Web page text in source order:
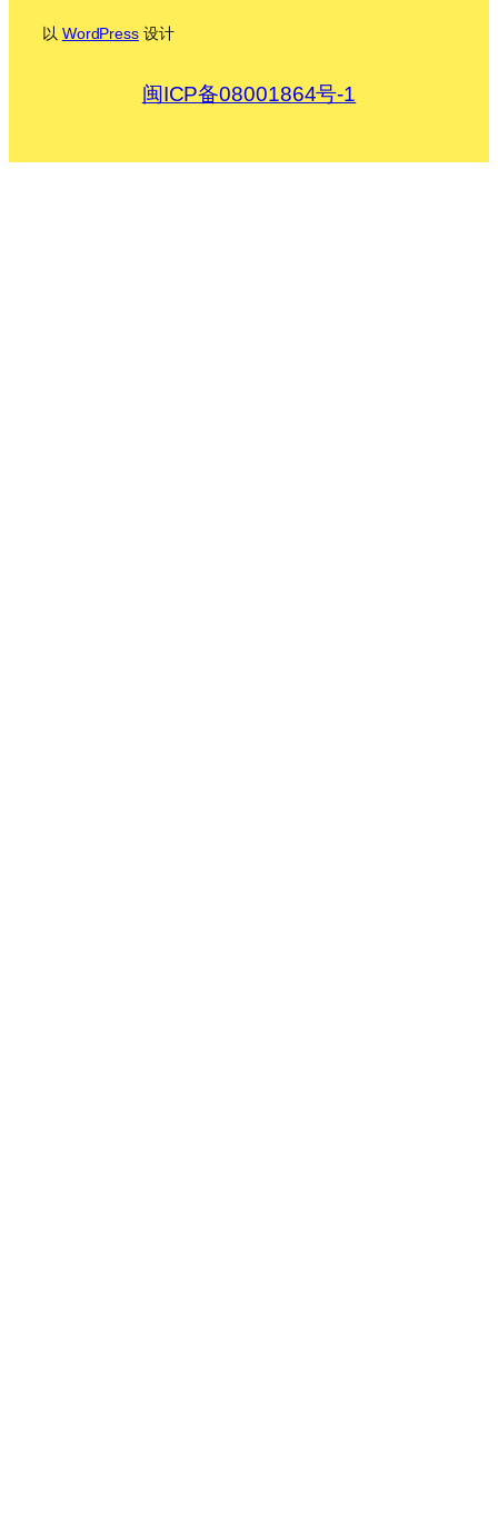
以 WordPress设计
闽ICP备08001864号-1